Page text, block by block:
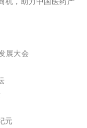
展大会
元